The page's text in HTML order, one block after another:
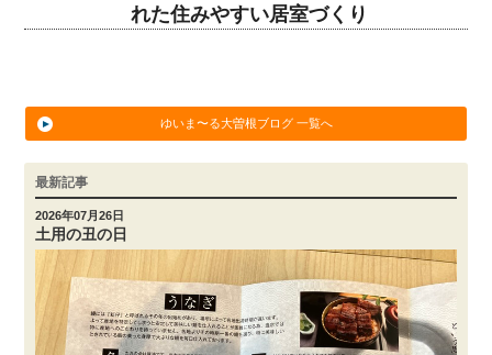
れた住みやすい居室づくり
ゆいま〜る大曽根ブログ 一覧へ
最新記事
2026年07月26日
土用の丑の日